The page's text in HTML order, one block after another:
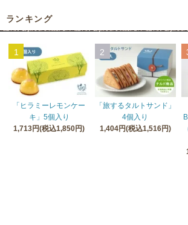
ランキング
1
「ヒラミーレモンケー
キ」5個入り
1,713円(税込1,850円)
2
「旅するタルトサンド」
4個入り
1,404円(税込1,516円)